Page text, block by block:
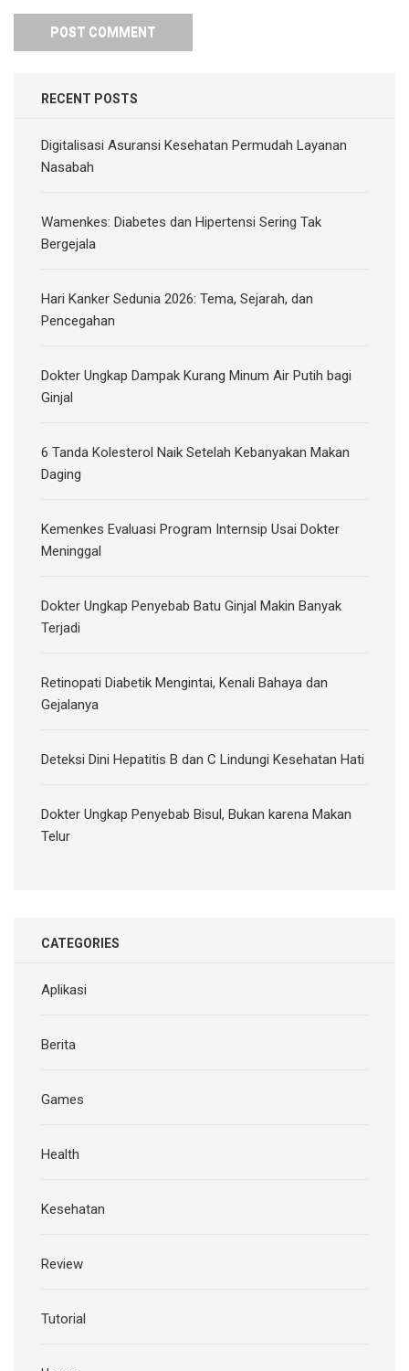
RECENT POSTS
Digitalisasi Asuransi Kesehatan Permudah Layanan
Nasabah
Wamenkes: Diabetes dan Hipertensi Sering Tak
Bergejala
Hari Kanker Sedunia 2026: Tema, Sejarah, dan
Pencegahan
Dokter Ungkap Dampak Kurang Minum Air Putih bagi
Ginjal
6 Tanda Kolesterol Naik Setelah Kebanyakan Makan
Daging
Kemenkes Evaluasi Program Internsip Usai Dokter
Meninggal
Dokter Ungkap Penyebab Batu Ginjal Makin Banyak
Terjadi
Retinopati Diabetik Mengintai, Kenali Bahaya dan
Gejalanya
Deteksi Dini Hepatitis B dan C Lindungi Kesehatan Hati
Dokter Ungkap Penyebab Bisul, Bukan karena Makan
Telur
CATEGORIES
Aplikasi
Berita
Games
Health
Kesehatan
Review
Tutorial